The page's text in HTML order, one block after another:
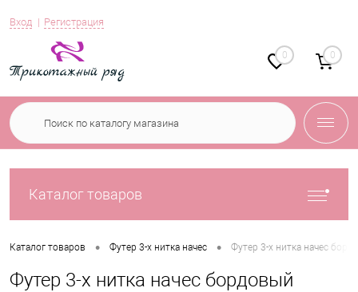
Вход Регистрация
0 0
Каталог товаров
Каталог товаров • Футер 3-х нитка начес • Футер 3-х нитка начес
Футер 3-х нитка начес бордовый